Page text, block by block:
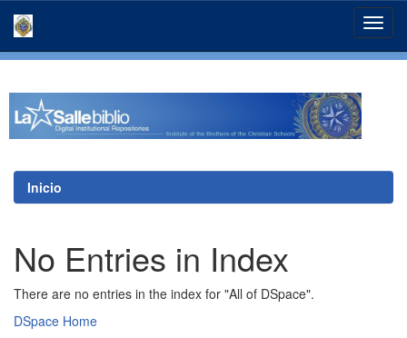
Inicio
No Entries in Index
There are no entries in the index for "All of DSpace".
DSpace Home